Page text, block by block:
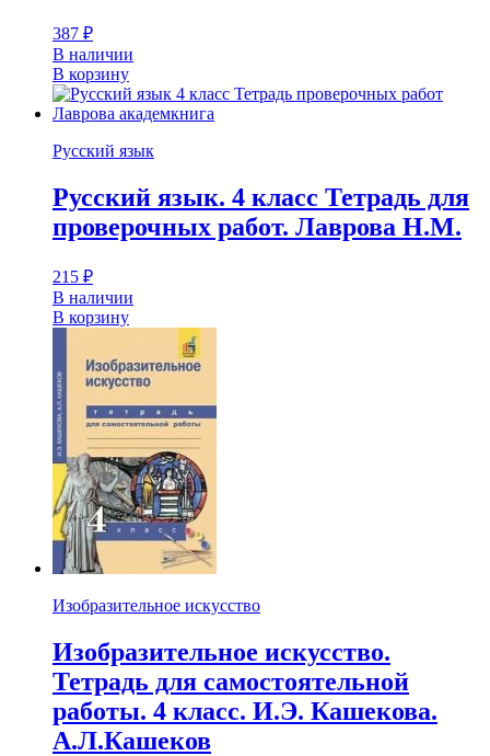
387 ₽
В наличии
В корзину
Русский язык
Русский язык. 4 класс Тетрадь для
проверочных работ. Лаврова Н.М.
215 ₽
В наличии
В корзину
Изобразительное искусство
Изобразительное искусство.
Тетрадь для самостоятельной
работы. 4 класс. И.Э. Кашекова.
А.Л.Кашеков